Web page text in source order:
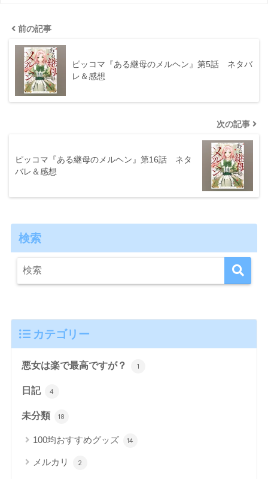
前の記事
ピッコマ『ある継母のメルヘン』第5話 ネタバ
レ＆感想
次の記事
ピッコマ『ある継母のメルヘン』第16話 ネタ
バレ＆感想
検索
カテゴリー
悪女は楽で最高ですが？ 1
日記 4
未分類 18
100均おすすめグッズ 14
メルカリ 2